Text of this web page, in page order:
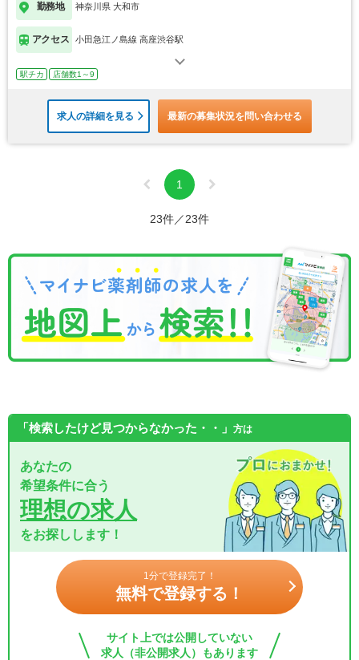
勤務地 神奈川県 大和市
アクセス 小田急江ノ島線 高座渋谷駅
駅チカ 店舗数1～9
求人の詳細を見る 最新の募集状況を問い合わせる
1
23件／23件
「検索したけど見つからなかった・・」 方は
あなたの
希望条件に合う
理想の求人
をお探しします！
1分で登録完了！
無料で登録する！
サイト上では公開していない
求人（非公開求人）もあります